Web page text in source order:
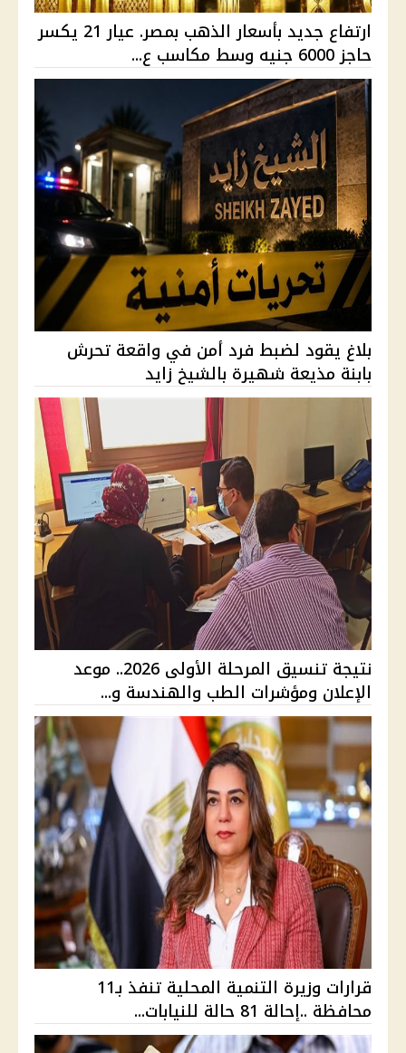
ارتفاع جديد بأسعار الذهب بمصر. عيار 21 يكسر
حاجز 6000 جنيه وسط مكاسب ع...
بلاغ يقود لضبط فرد أمن في واقعة تحرش
بابنة مذيعة شهيرة بالشيخ زايد
نتيجة تنسيق المرحلة الأولى 2026.. موعد
الإعلان ومؤشرات الطب والهندسة و...
قرارات وزيرة التنمية المحلية تنفذ بـ11
محافظة ..إحالة 81 حالة للنيابات...